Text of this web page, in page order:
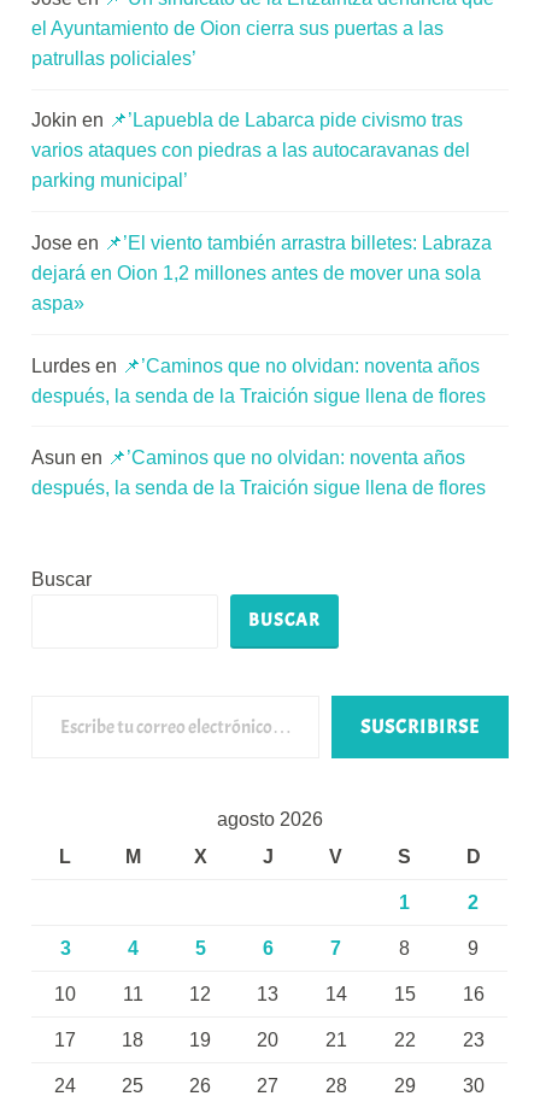
el Ayuntamiento de Oion cierra sus puertas a las
patrullas policiales’
Jokin en 📌’Lapuebla de Labarca pide civismo tras
varios ataques con piedras a las autocaravanas del
parking municipal’
Jose en 📌’El viento también arrastra billetes: Labraza
dejará en Oion 1,2 millones antes de mover una sola
aspa»
Lurdes en 📌’Caminos que no olvidan: noventa años
después, la senda de la Traición sigue llena de flores
Asun en 📌’Caminos que no olvidan: noventa años
después, la senda de la Traición sigue llena de flores
Buscar
BUSCAR
SUSCRIBIRSE
agosto 2026
L
M X J V S D
1 2
3 4 5 6 7 8 9
10 11 12 13 14 15 16
17 18 19 20 21 22 23
24 25 26 27 28 29 30